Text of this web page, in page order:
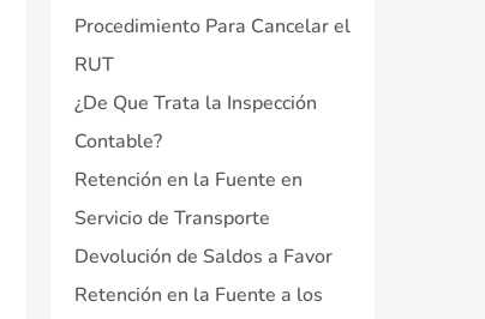
Procedimiento Para Cancelar el
RUT
¿De Que Trata la Inspección
Contable?
Retención en la Fuente en
Servicio de Transporte
Devolución de Saldos a Favor
Retención en la Fuente a los